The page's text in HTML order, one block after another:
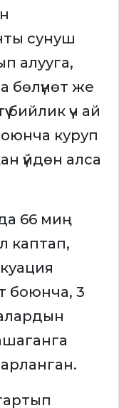
сунуш
алууга,
бөлүнөт же
бийлик үч ай
куруп
үйдөн алса
66 миң
каптап,
боюнча, 3